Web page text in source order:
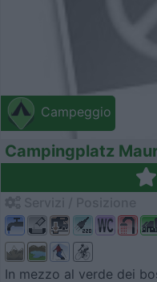
Campeggio
Campingplatz
In mezzo al verde dei